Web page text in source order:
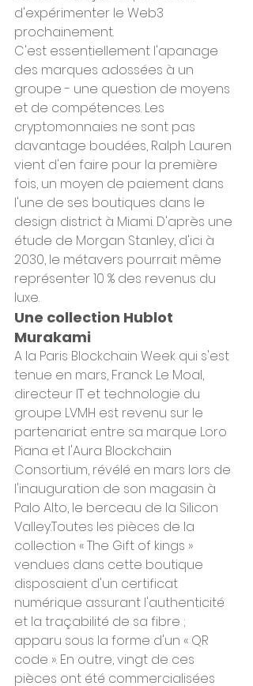
d'expérimenter le Web3
prochainement.
C'est essentiellement l'apanage
des marques adossées à un
groupe - une question de moyens
et de compétences. Les
cryptomonnaies ne sont pas
davantage boudées, Ralph Lauren
vient d'en faire pour la première
fois, un moyen de paiement dans
l'une de ses boutiques dans le
design district à Miami. D'après une
étude de Morgan Stanley, d'ici à
2030, le métavers pourrait même
représenter 10 % des revenus du
luxe.
Une collection Hublot
Murakami
A la Paris Blockchain Week qui s'est
tenue en mars, Franck Le Moal,
directeur IT et technologie du
groupe LVMH est revenu sur le
partenariat entre sa marque Loro
Piana et l'Aura Blockchain
Consortium, révélé en mars lors de
l'inauguration de son magasin à
Palo Alto, le berceau de la Silicon
Valley.Toutes les pièces de la
collection « The Gift of kings »
vendues dans cette boutique
disposaient d'un certificat
numérique assurant l'authenticité
et la traçabilité de sa fibre ;
apparu sous la forme d'un « QR
code ». ​En outre, vingt de ces
pièces ont été commercialisées